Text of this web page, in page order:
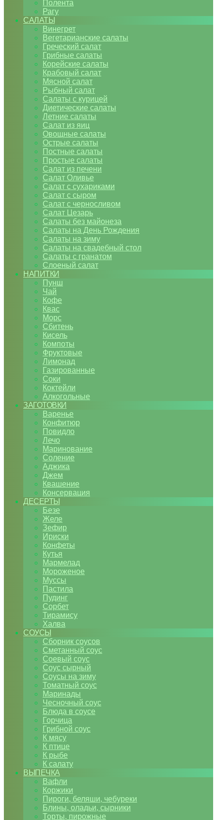
Полента
Рагу
САЛАТЫ
Винегрет
Вегетарианские салаты
Греческий салат
Грибные салаты
Корейские салаты
Крабовый салат
Мясной салат
Рыбный салат
Салаты с курицей
Диетические салаты
Летние салаты
Салат из яиц
Овощные салаты
Острые салаты
Постные салаты
Простые салаты
Салат из печени
Салат Оливье
Салат с сухариками
Салат с сыром
Салат с черносливом
Салат Цезарь
Салаты без майонеза
Салаты на День Рождения
Салаты на зиму
Салаты на свадебный стол
Салаты с гранатом
Слоеный салат
НАПИТКИ
Пунш
Чай
Кофе
Квас
Морс
Сбитень
Кисель
Компоты
Фруктовые
Лимонад
Газированные
Соки
Коктейли
Алкогольные
ЗАГОТОВКИ
Варенье
Конфитюр
Повидло
Лечо
Маринование
Соление
Аджика
Джем
Квашение
Консервация
ДЕСЕРТЫ
Безе
Желе
Зефир
Ириски
Конфеты
Кутья
Мармелад
Мороженое
Муссы
Пастила
Пудинг
Сорбет
Тирамису
Халва
СОУСЫ
Сборник соусов
Сметанный соус
Соевый соус
Соус сырный
Соусы на зиму
Томатный соус
Маринады
Чесночный соус
Блюда в соусе
Горчица
Грибной соус
К мясу
К птице
К рыбе
К салату
ВЫПЕЧКА
Вафли
Коржики
Пироги, беляши, чебуреки
Блины, оладьи, сырники
Торты, пирожные